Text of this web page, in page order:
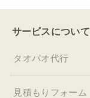
サービスについて
タオバオ代行
見積もりフォーム